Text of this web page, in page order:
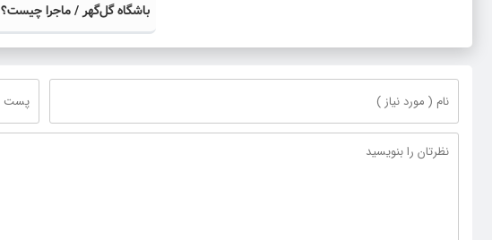
باشگاه گل‌گهر / ماجرا چیست؟